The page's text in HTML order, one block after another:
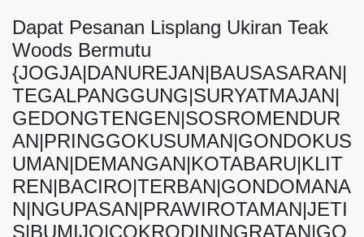
Dapat Pesanan Lisplang Ukiran Teak
Woods Bermutu
{JOGJA|DANUREJAN|BAUSASARAN|
TEGALPANGGUNG|SURYATMAJAN|
GEDONGTENGEN|SOSROMENDUR
AN|PRINGGOKUSUMAN|GONDOKUS
UMAN|DEMANGAN|KOTABARU|KLIT
REN|BACIRO|TERBAN|GONDOMANA
N|NGUPASAN|PRAWIROTAMAN|JETI
S|BUMIJO|COKRODININGRATAN|GO